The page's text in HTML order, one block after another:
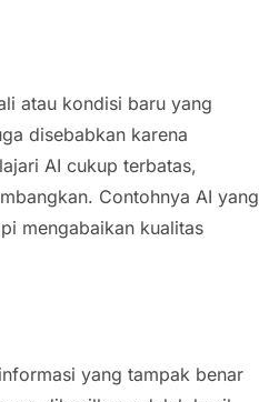
atau kondisi baru yang
disebabkan karena
AI cukup terbatas,
Contohnya AI yang
mengabaikan kualitas
yang tampak benar